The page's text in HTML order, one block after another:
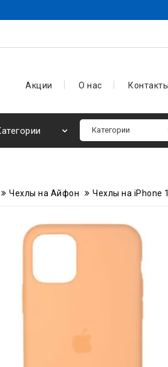
Акции О нас Контакты
Чехлы на Айфон Чехлы на iPhone